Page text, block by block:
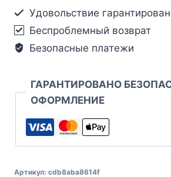
Удовольствие
Беспроблемный возврат
Безопасные платежи
ГАРАНТИРОВАНО
ОФОРМЛЕНИЕ
Артикул: cdb8aba8614f